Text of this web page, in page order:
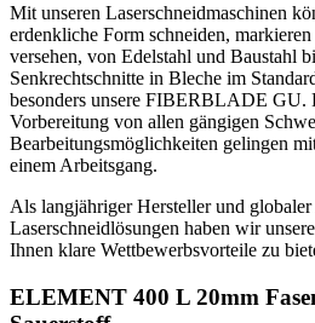
Mit unseren Laserschneidmaschinen
erdenkliche Form schneiden,
versehen, von Edelstahl und Baustahl
Senkrechtschnitte in Bleche im
besonders unsere FIBERBLADE GU.
Vorbereitung von allen gängigen
Bearbeitungsmöglichkeiten gelingen
einem Arbeitsgang.
Als langjähriger Hersteller und
Laserschneidlösungen haben wir
Ihnen klare Wettbewerbsvorteile zu
ELEMENT 400 L 20mm